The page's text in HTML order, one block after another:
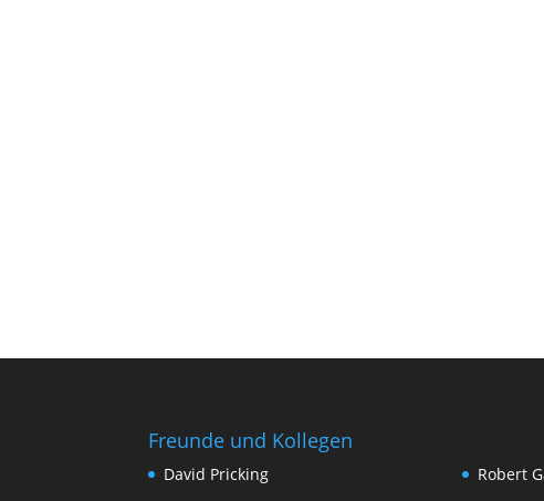
Freunde und Kollegen
David Pricking
Robert